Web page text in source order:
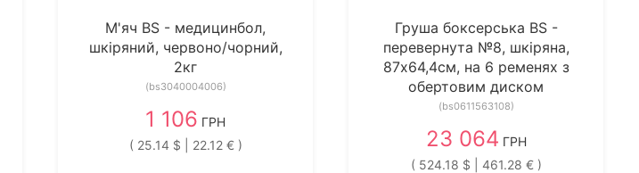
М'яч BS - медицинбол,
шкіряний, червоно/чорний,
2кг
(bs3040004006)
1 106 ГРН
( 25.14 $ | 22.12 € )
Груша боксерська BS -
перевернута №8, шкіряна,
87х64,4см, на 6 ременях з
обертовим диском
(bs0611563108)
23 064 ГРН
( 524.18 $ | 461.28 € )